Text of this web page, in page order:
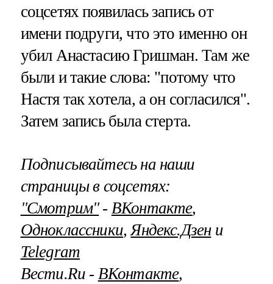
соцсетях появилась запись от
имени подруги, что это именно он
убил Анастасию Гришман. Там же
были и такие слова: "потому что
Настя так хотела, а он согласился".
Затем запись была стерта.
Подписывайтесь на наши
страницы в соцсетях:
"Смотрим"‐ ВКонтакте,
Одноклассники,Яндекс.Дзени
Telegram
Вести.Ru ‐ ВКонтакте,